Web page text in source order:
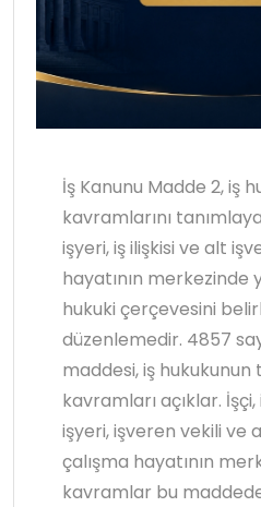
İş Kanunu Madde 2, iş
kavramlarını
işyeri, iş ilişkisi ve alt
hayatının merkezinde
hukuki çerçevesini
düzenlemedir. 4857
maddesi, iş
kavramları açıklar.
işyeri, işveren vekili ve
çalışma hayatının
kavramlar bu